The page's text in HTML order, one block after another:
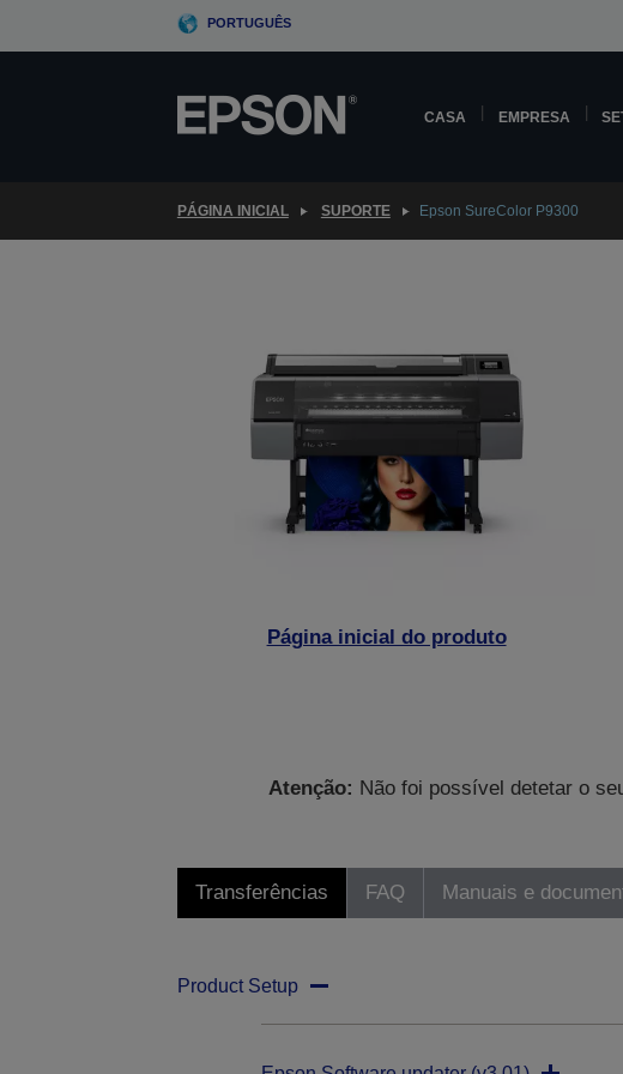
PORTUGUÊS
CASA EMPRESA
PÁGINA INICIAL SUPORTE Epson SureColor P9300
Página inicial do produto
Atenção: Não foi possível detetar o
Transferências FAQ Manuais e
Product Setup